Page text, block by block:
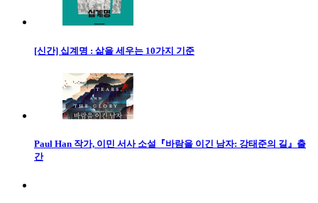
[신간] 십계명 : 삶을 세우는 10가지 기준
Paul Han 작가, 이민 서사 소설『바람을 이긴 남자: 강태준의 길』출
간